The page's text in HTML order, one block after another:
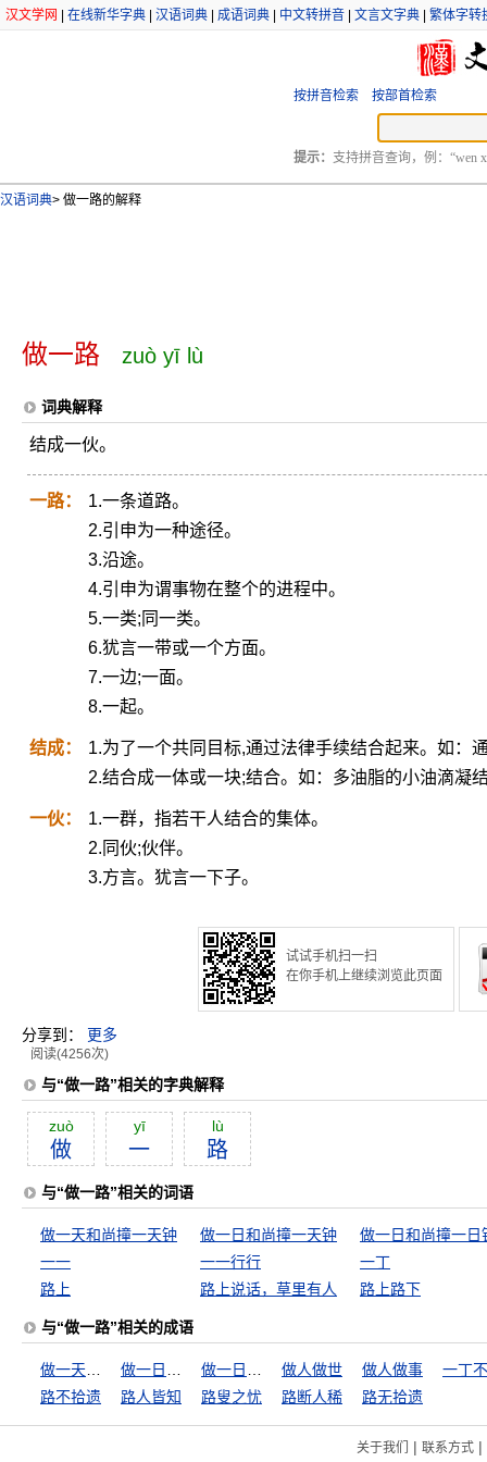
汉文学网 在线新华字典 汉语词典 成语词典 中文转拼音 文言文字典 繁体字转
按拼音检索 按部首检索
提示： 支持拼音查询，例：“wen
汉语词典> 做一路的解释
做一路 zuò yī lù
词典解释
结成一伙。
一路：
1.一条道路。
2.引申为一种途径。
3.沿途。
4.引申为谓事物在整个的进程中。
5.一类;同一类。
6.犹言一带或一个方面。
7.一边;一面。
8.一起。
结成：
1.为了一个共同目标,通过法律手续结合起来。如：
2.结合成一体或一块;结合。如：多油脂的小油滴凝
一伙：
1.一群，指若干人结合的集体。
2.同伙;伙伴。
3.方言。犹言一下子。
试试手机扫一扫
在你手机上继续浏览此页面
分享到： 更多
阅读(4256次)
与“做一路”相关的字典解释
zuò
做
yī
一
lù
路
与“做一路”相关的词语
做一天和尚撞一天钟 做一日和尚撞一天钟
做一日和尚撞一日
一一
一一行行
一丁
路上
路上说话，草里有人 路上路下
与“做一路”相关的成语
做人做世 做人做事
一丁
路不拾遗
路人皆知 路叟之忧 路断人稀 路无拾遗
关于我们 | 联系方式|